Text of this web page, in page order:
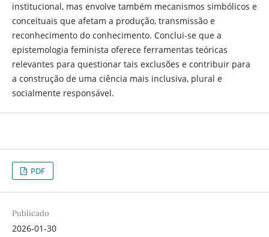
institucional, mas envolve também mecanismos simbólicos e
conceituais que afetam a produção, transmissão e
reconhecimento do conhecimento. Conclui-se que a
epistemologia feminista oferece ferramentas teóricas
relevantes para questionar tais exclusões e contribuir para
a construção de uma ciência mais inclusiva, plural e
socialmente responsável.
PDF
Publicado
2026-01-30